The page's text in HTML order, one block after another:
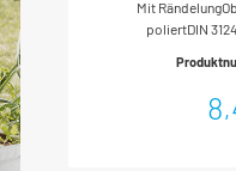
Doppel-
Mit
poliertDIN
Zoll)Abtrieb: